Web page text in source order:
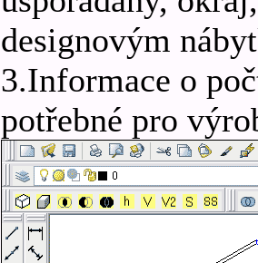
designovým
3.Informace o
potřebné pro